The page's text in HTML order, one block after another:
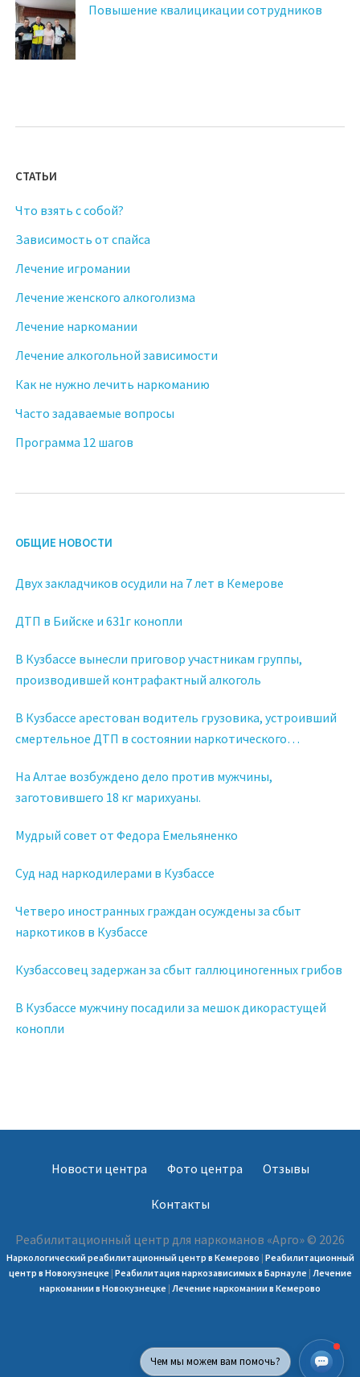
Повышение квалицикации сотрудников
СТАТЬИ
Что взять с собой?
Зависимость от спайса
Лечение игромании
Лечение женского алкоголизма
Лечение наркомании
Лечение алкогольной зависимости
Как не нужно лечить наркоманию
Часто задаваемые вопросы
Программа 12 шагов
ОБЩИЕ НОВОСТИ
Двух закладчиков осудили на 7 лет в Кемерове
ДТП в Бийске и 631г конопли
В Кузбассе вынесли приговор участникам группы,
производившей контрафактный алкоголь
В Кузбассе арестован водитель грузовика, устроивший
смертельное ДТП в состоянии наркотического
На Алтае возбуждено дело против мужчины,
заготовившего 18 кг марихуаны.
Мудрый совет от Федора Емельяненко
Суд над наркодилерами в Кузбассе
Четверо иностранных граждан осуждены за сбыт
наркотиков в Кузбассе
Кузбассовец задержан за сбыт галлюциногенных грибов
В Кузбассе мужчину посадили за мешок дикорастущей
конопли
Новости центра Фото центра Отзывы
Контакты
Реабилитационный центр для наркоманов «Арго» © 2026
Наркологический реабилитационный центр в Кемерово | Реабилитационный
центр в Новокузнецке | Реабилитация наркозависимых в Барнауле | Лечение
наркомании в Новокузнецке | Лечение наркомании в Кемерово
Чем мы можем вам помочь?